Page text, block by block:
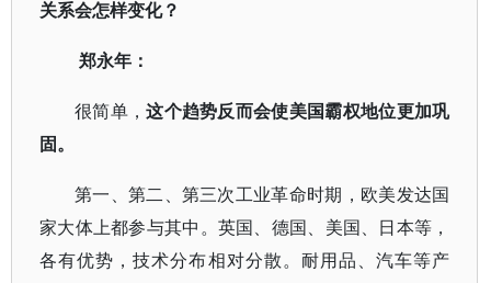
关系会怎样变化？
郑永年：
很简单，这个趋势反而会使美国霸权地位更加巩
固。
第一、第二、第三次工业革命时期，欧美发达国
家大体上都参与其中。英国、德国、美国、日本等，
各有优势，技术分布相对分散。耐用品、汽车等产